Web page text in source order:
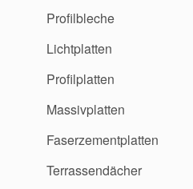
Profilbleche
Lichtplatten
Profilplatten
Massivplatten
Faserzementplatten
Terrassendächer